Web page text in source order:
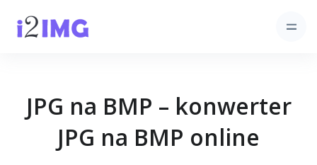
JPG na BMP – konwerter
JPG na BMP online